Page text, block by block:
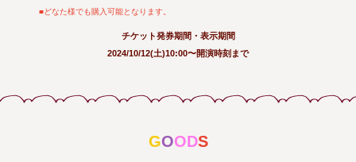
■どなた様でも購入可能となります。
チケット発券期間・表示期間
2024/10/12(土)10:00〜開演時刻まで
GOODS